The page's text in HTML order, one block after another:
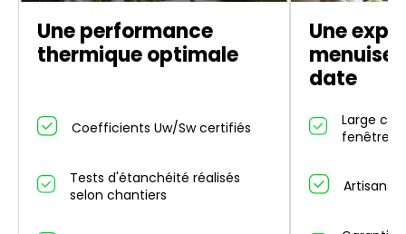
Une performance
thermique optimale
Coefficients Uw/Sw certifiés
Tests d'étanchéité réalisés
selon chantiers
Une
date
Large
fenêtres/
Artisans